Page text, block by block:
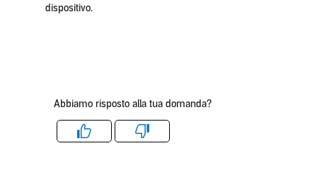
dispositivo.
Abbiamo risposto alla tua domanda?
Like Dislike